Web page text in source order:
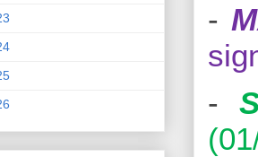
-
-